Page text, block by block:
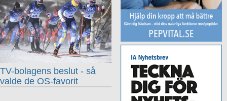
TV-bolagens beslut - så
valde de OS-favorit